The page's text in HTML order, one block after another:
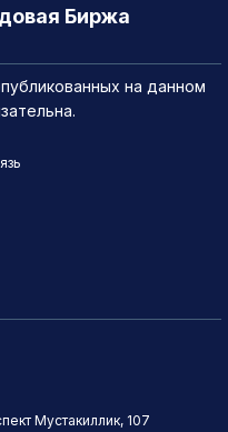
Биржа
на данном
Мустакиллик, 107